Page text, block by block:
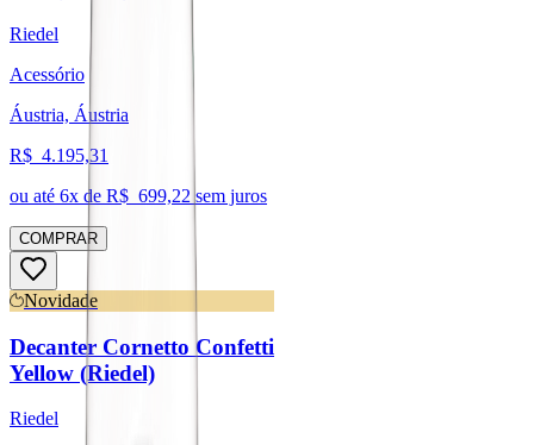
Riedel
Acessório
Áustria, Áustria
R$ 4.195,31
ou até 6x de R$ 699,22 sem juros
COMPRAR
Novidade
Decanter Cornetto Confetti
Yellow (Riedel)
Riedel